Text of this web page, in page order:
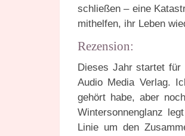
schließen – eine
mithelfen, ihr Leben
Rezension:
Dieses Jahr startet
Audio Media Verlag.
gehört habe, aber
Wintersonnenglanz
Linie um den